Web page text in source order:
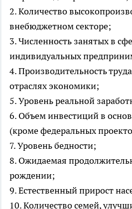
2. Количество
внебюджетном секторе;
3. Численность занятых в
индивидуальных
4. Производительность
отраслях экономики;
5. Уровень реальной
6. Объем инвестиций в
(кроме федеральных
7. Уровень бедности;
8. Ожидаемая
рождении;
9. Естественный прирост
10. Количество семей,